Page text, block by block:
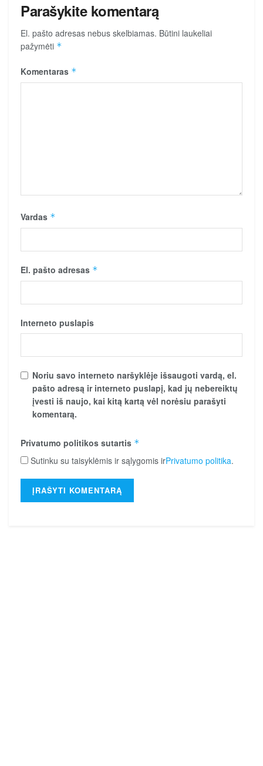
Parašykite komentarą
El. pašto adresas nebus skelbiamas. Būtini laukeliai
pažymėti *
Komentaras *
Vardas *
El. pašto adresas *
Interneto puslapis
Noriu savo interneto naršyklėje išsaugoti vardą, el.
pašto adresą ir interneto puslapį, kad jų nebereiktų
įvesti iš naujo, kai kitą kartą vėl norėsiu parašyti
komentarą.
Privatumo politikos sutartis *
Sutinku su taisyklėmis ir sąlygomis irPrivatumo politika.